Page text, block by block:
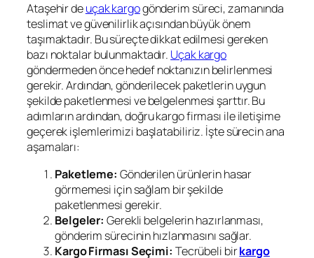
Ataşehir deuçak kargogönderim süreci, zamanında
teslimat ve güvenilirlik açısından büyük önem
taşımaktadır. Bu süreçte dikkat edilmesi gereken
bazı noktalar bulunmaktadır. Uçak kargo
göndermeden önce hedef noktanızın belirlenmesi
gerekir. Ardından, gönderilecek paketlerin uygun
şekilde paketlenmesi ve belgelenmesi şarttır. Bu
adımların ardından, doğru kargo firması ile iletişime
geçerek işlemlerimizi başlatabiliriz. İşte sürecin ana
aşamaları:
Paketleme: Gönderilen ürünlerin hasar
görmemesi için sağlam bir şekilde
paketlenmesi gerekir.
Belgeler: Gerekli belgelerin hazırlanması,
gönderim sürecinin hızlanmasını sağlar.
Kargo Firması Seçimi: Tecrübeli birkargo